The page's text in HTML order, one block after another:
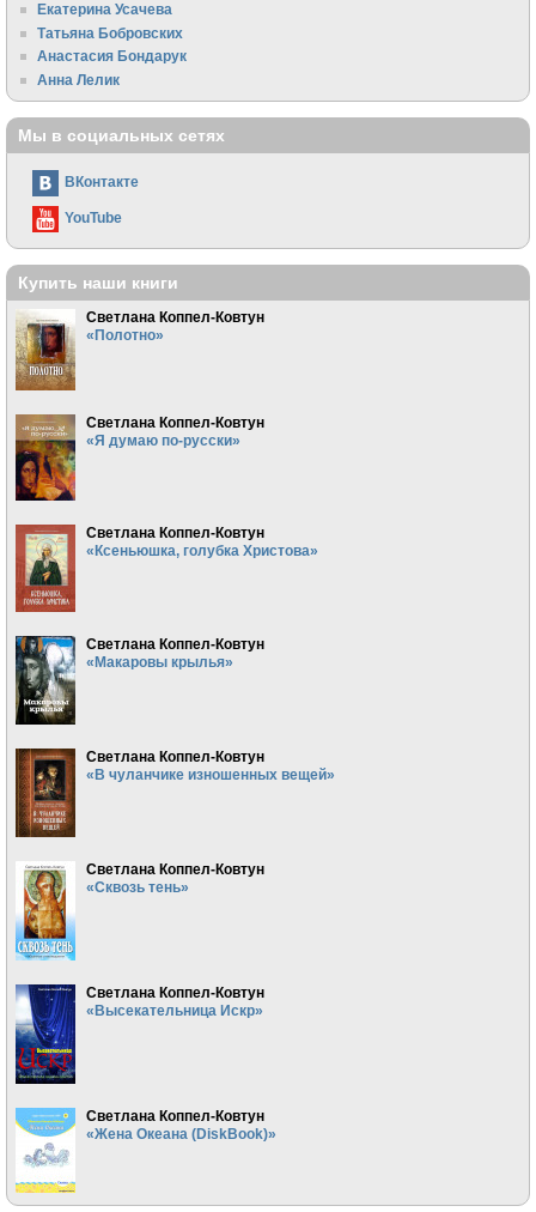
Екатерина Усачева
Татьяна Бобровских
Анастасия Бондарук
Анна Лелик
Мы в социальных сетях
ВКонтакте
YouTube
Купить наши книги
Светлана Коппел-Ковтун
«Полотно»
Светлана Коппел-Ковтун
«Я думаю по-русски»
Светлана Коппел-Ковтун
«Ксеньюшка, голубка Христова»
Светлана Коппел-Ковтун
«Макаровы крылья»
Светлана Коппел-Ковтун
«В чуланчике изношенных вещей»
Светлана Коппел-Ковтун
«Сквозь тень»
Светлана Коппел-Ковтун
«Высекательница Искр»
Светлана Коппел-Ковтун
«Жена Океана (DiskBook)»